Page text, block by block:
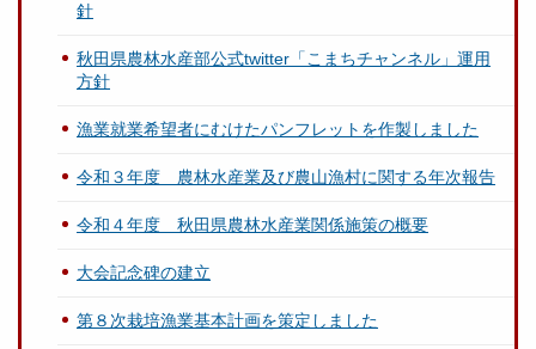
針
秋田県農林水産部公式twitter「こまちチャンネル」運用
方針
漁業就業希望者にむけたパンフレットを作製しました
令和３年度 農林水産業及び農山漁村に関する年次報告
令和４年度 秋田県農林水産業関係施策の概要
大会記念碑の建立
第８次栽培漁業基本計画を策定しました